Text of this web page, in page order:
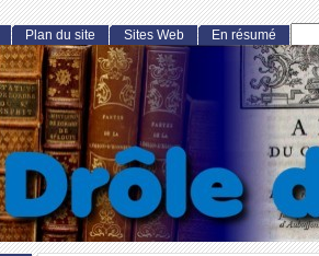
Plan du site Sites Web En résumé